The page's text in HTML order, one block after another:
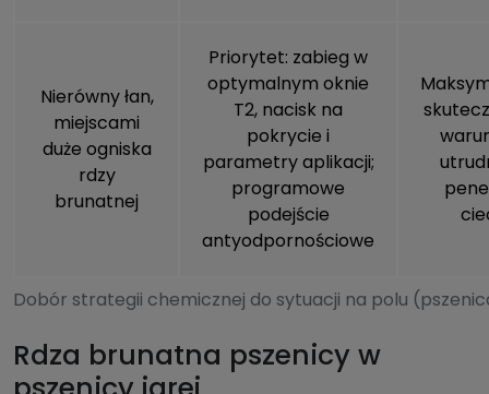
Dobór strategii chemicznej do sytuacji na polu
Nierówny łan,
miejscami
duże ogniska
rdzy
brunatnej
Priorytet: zabieg w
optymalnym oknie
T2, nacisk na
pokrycie i
parametry aplikacji;
programowe
podejście
antyodpornościowe
Rdza brunatna pszenicy w